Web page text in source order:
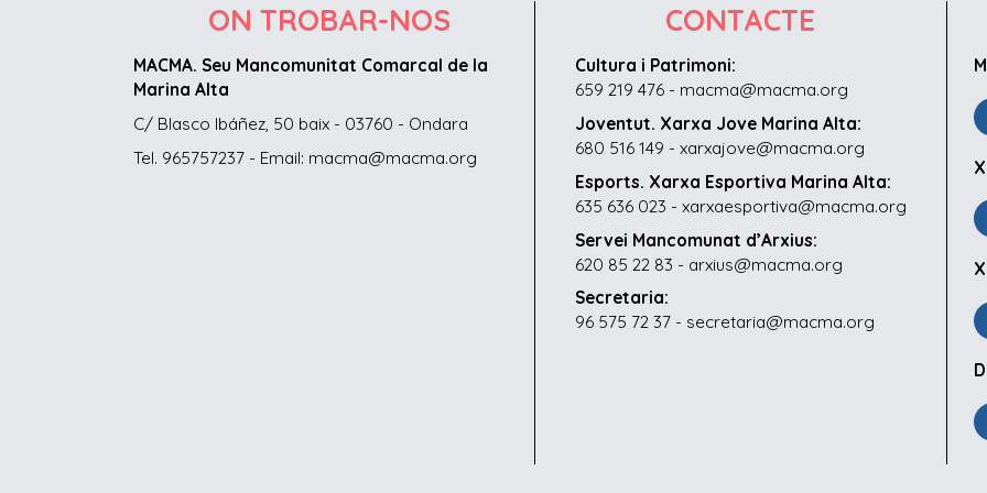
ON TROBAR-NOS
MACMA. Seu Mancomunitat Comarcal de la
Marina Alta
C/ Blasco Ibáñez, 50 baix - 03760 - Ondara
Tel. 965757237 - Email: macma@macma.org
CONTACTE
Cultura i Patrimoni:
659 219 476 - macma@macma.org
Joventut. Xarxa Jove Marina Alta:
680 516 149 - xarxajove@macma.org
Esports. Xarxa Esportiva Marina Alta:
635 636 023 - xarxaesportiva@macma.org
Servei Mancomunat d’Arxius:
620 85 22 83 - arxius@macma.org
Secretaria:
96 575 72 37 - secretaria@macma.org